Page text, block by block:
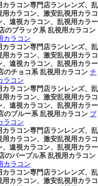
ラコン専門店ランレンズ、乱
カラコン、激安乱視用カラコ
遠視カラコン、乱視用カラー
のブラック系 乱視用カラコン
カラコン
ラコン専門店ランレンズ、乱
カラコン、激安乱視用カラコ
遠視カラコン、乱視用カラー
のチョコ系 乱視用カラコン チ
ラコン
ラコン専門店ランレンズ、乱
カラコン、激安乱視用カラコ
遠視カラコン、乱視用カラー
のブルー系 乱視用カラコン ブ
ラコン
ラコン専門店ランレンズ、乱
カラコン、激安乱視用カラコ
遠視カラコン、乱視用カラー
のパープル系 乱視用カラコン
カラコン
ラコン専門店ランレンズ、乱
カラコン、激安乱視用カラコ